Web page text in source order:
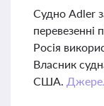
Судно Adler
перевезенні
Росія
Власник
США.